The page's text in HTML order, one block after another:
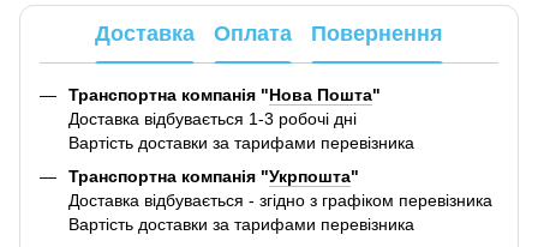
Доставка Оплата Повернення
Транспортна компанія "Нова Пошта"
Доставка відбувається 1-3 робочі дні
Вартість доставки за тарифами перевізника
Транспортна компанія "Укрпошта"
Доставка відбувається - згідно з графіком перевізника
Вартість доставки за тарифами перевізника